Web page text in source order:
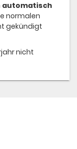
automatisch
normalen
gekündigt
nicht